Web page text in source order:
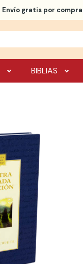
Envío gratispor
BIBLIAS